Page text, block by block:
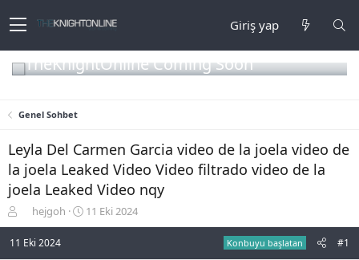
Giriş yap
TheKnightOnline Coming Soon
Genel Sohbet
Leyla Del Carmen Garcia video de la joela video de
la joela Leaked Video Video filtrado video de la
joela Leaked Video nqy
o
n
hejgoh
B
a
11 Eki 2024
11 Eki 2024 Konbuyu başlatan #1